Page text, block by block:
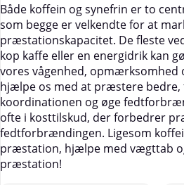
Både koffein og synefrin er to
som begge er velkendte for at
præstationskapacitet. De fleste
kop kaffe eller en energidrik kan
vores vågenhed, opmærksomhed
hjælpe os med at præstere
koordinationen og øge
ofte i kosttilskud, der forbedrer
fedtforbrændingen. Ligesom
præstation, hjælpe med vægttab
præstation!